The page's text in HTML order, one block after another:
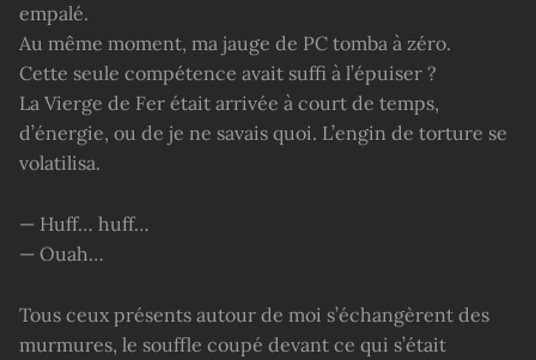
empalé.
Au même moment, ma jauge de PC tomba à zéro.
Cette seule compétence avait suffi à l’épuiser ?
La Vierge de Fer était arrivée à court de temps,
d’énergie, ou de je ne savais quoi. L’engin de torture se
volatilisa.
— Huff… huff…
— Ouah…
Tous ceux présents autour de moi s’échangèrent des
murmures, le souffle coupé devant ce qui s’était